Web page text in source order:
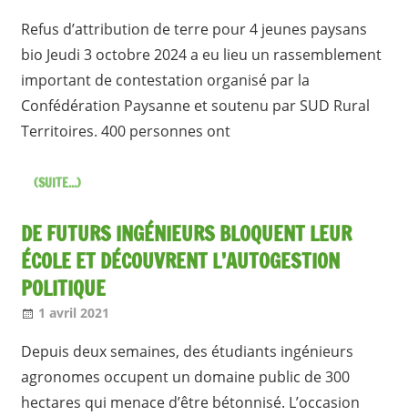
Refus d’attribution de terre pour 4 jeunes paysans
bio Jeudi 3 octobre 2024 a eu lieu un rassemblement
important de contestation organisé par la
Confédération Paysanne et soutenu par SUD Rural
Territoires. 400 personnes ont
(SUITE...)
DE FUTURS INGÉNIEURS BLOQUENT LEUR
ÉCOLE ET DÉCOUVRENT L’AUTOGESTION
POLITIQUE
1 avril 2021
Depuis deux semaines, des étudiants ingénieurs
agronomes occupent un domaine public de 300
hectares qui menace d’être bétonnisé. L’occasion